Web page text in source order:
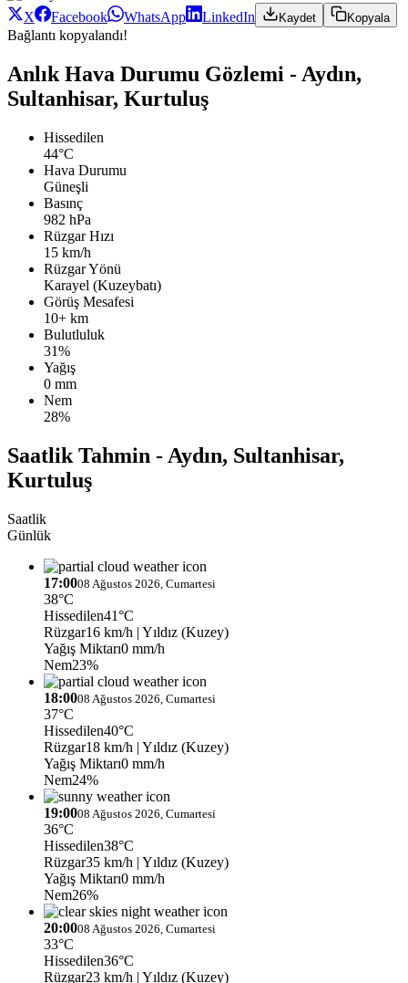
X Facebook WhatsApp LinkedIn Kaydet Kopyala
Bağlantı kopyalandı!
Anlık Hava Durumu Gözlemi - Aydın,
Sultanhisar, Kurtuluş
Hissedilen
44°C
Hava Durumu
Güneşli
Basınç
982 hPa
Rüzgar Hızı
15 km/h
Rüzgar Yönü
Karayel (Kuzeybatı)
Görüş Mesafesi
10+ km
Bulutluluk
31%
Yağış
0 mm
Nem
28%
Saatlik Tahmin - Aydın, Sultanhisar,
Kurtuluş
Saatlik
Günlük
17:0008 Ağustos 2026, Cumartesi
38°C
Hissedilen41°C
Rüzgar16 km/h | Yıldız (Kuzey)
Yağış Miktarı0 mm/h
Nem23%
18:0008 Ağustos 2026, Cumartesi
37°C
Hissedilen40°C
Rüzgar18 km/h | Yıldız (Kuzey)
Yağış Miktarı0 mm/h
Nem24%
19:0008 Ağustos 2026, Cumartesi
36°C
Hissedilen38°C
Rüzgar35 km/h | Yıldız (Kuzey)
Yağış Miktarı0 mm/h
Nem26%
20:0008 Ağustos 2026, Cumartesi
33°C
Hissedilen36°C
Rüzgar23 km/h | Yıldız (Kuzey)